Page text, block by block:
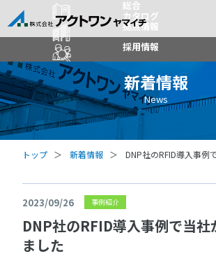
総合
カタログ
拠点情報
採用情報
新着情報
News
トップ 新着情報
DNP社のRFID導入事例
2023/09/26 事例紹介
DNP社のRFID導入事例で当社
ました